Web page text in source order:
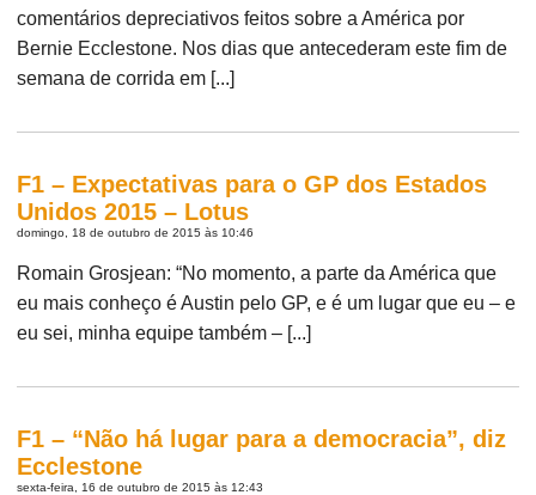
comentários depreciativos feitos sobre a América por
Bernie Ecclestone. Nos dias que antecederam este fim de
semana de corrida em [...]
F1 – Expectativas para o GP dos Estados
Unidos 2015 – Lotus
domingo, 18 de outubro de 2015 às 10:46
Romain Grosjean: “No momento, a parte da América que
eu mais conheço é Austin pelo GP, e é um lugar que eu – e
eu sei, minha equipe também – [...]
F1 – “Não há lugar para a democracia”, diz
Ecclestone
sexta-feira, 16 de outubro de 2015 às 12:43